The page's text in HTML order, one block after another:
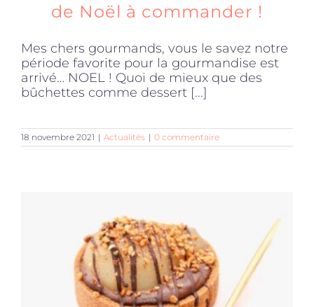
de Noël à commander !
Mes chers gourmands, vous le savez notre
période favorite pour la gourmandise est
arrivé… NOEL ! Quoi de mieux que des
bûchettes comme dessert [...]
18 novembre 2021 | Actualités | 0 commentaire